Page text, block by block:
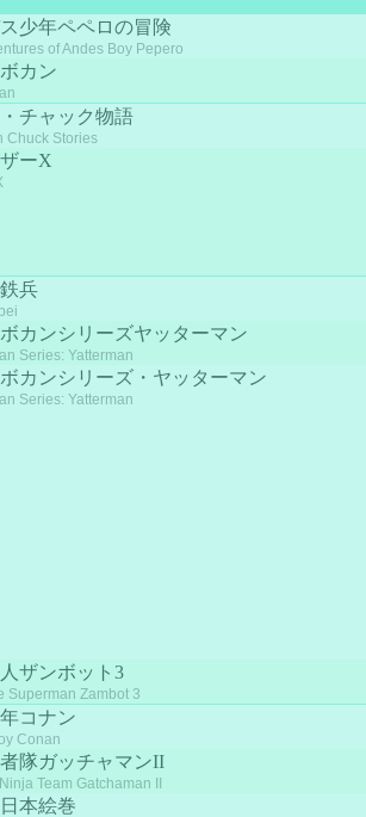
少年ペペロの冒険
of Andes Boy Pepero
カン
チャック物語
Chuck Stories
ーX
兵
カンシリーズヤッターマン
Series: Yatterman
カンシリーズ・ヤッターマン
Series: Yatterman
ザンボット3
Superman Zambot 3
コナン
Conan
隊ガッチャマンII
Team Gatchaman II
本絵巻